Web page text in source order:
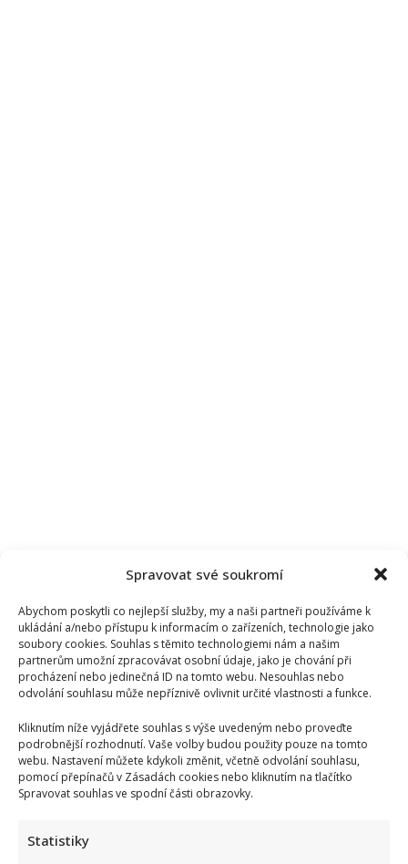
Spravovat své soukromí
Abychom poskytli co nejlepší služby, my a naši partneři používáme k
ukládání a/nebo přístupu k informacím o zařízeních, technologie jako
soubory cookies. Souhlas s těmito technologiemi nám a našim
partnerům umožní zpracovávat osobní údaje, jako je chování při
procházení nebo jedinečná ID na tomto webu. Nesouhlas nebo
odvolání souhlasu může nepříznivě ovlivnit určité vlastnosti a funkce.
Kliknutím níže vyjádřete souhlas s výše uvedeným nebo proveďte
podrobnější rozhodnutí. Vaše volby budou použity pouze na tomto
webu. Nastavení můžete kdykoli změnit, včetně odvolání souhlasu,
pomocí přepínačů v Zásadách cookies nebo kliknutím na tlačítko
Spravovat souhlas ve spodní části obrazovky.
Statistiky